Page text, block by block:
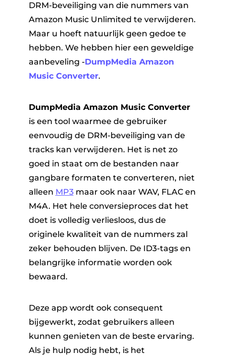
DRM-beveiliging van die nummers van
Amazon Music Unlimited te verwijderen.
Maar u hoeft natuurlijk geen gedoe te
hebben. We hebben hier een geweldige
aanbeveling -DumpMedia Amazon
Music Converter.
DumpMedia Amazon Music Converter
is een tool waarmee de gebruiker
eenvoudig de DRM-beveiliging van de
tracks kan verwijderen. Het is net zo
goed in staat om de bestanden naar
gangbare formaten te converteren, niet
alleen MP3maar ook naar WAV, FLAC en
M4A. Het hele conversieproces dat het
doet is volledig verliesloos, dus de
originele kwaliteit van de nummers zal
zeker behouden blijven. De ID3-tags en
belangrijke informatie worden ook
bewaard.
Deze app wordt ook consequent
bijgewerkt, zodat gebruikers alleen
kunnen genieten van de beste ervaring.
Als je hulp nodig hebt, is het